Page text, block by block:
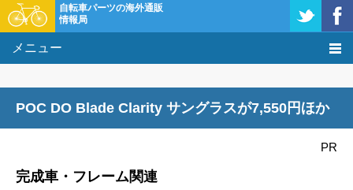
自転車パーツの海外通販
情報局
メニュー
タレコミ掲示板
POC DO Blade Clarity サングラスが7,550円ほか
PR
完成車・フレーム関連